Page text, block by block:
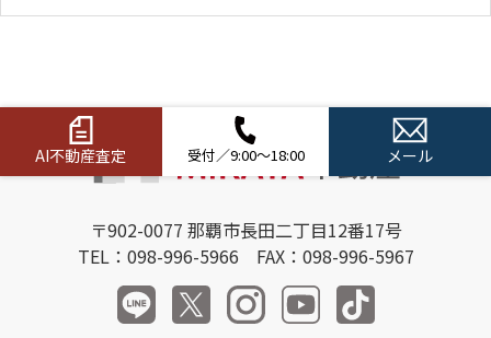
AI不動産査定 受付／9:00～18:00 メール
〒902-0077 那覇市長田二丁目12番17号
TEL：098-996-5966 FAX：098-996-5967